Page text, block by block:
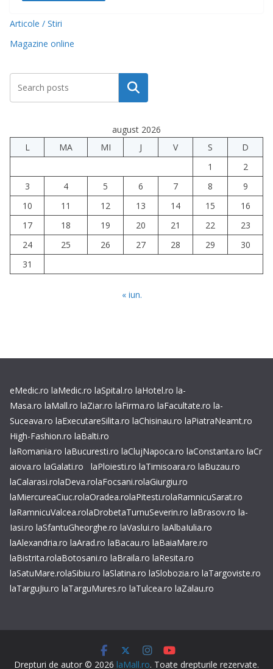
Articole / Stiri
Magazine online
Caută
august 2026
L
MA MI J V S
D
1
2
3
4 5 6 7 8
9
10
11 12 13 14 15
16
17
18 19 20 21 22
23
24
25 26 27 28 29
30
31
« iun.
eMedic.ro laMedic.ro laSpital.ro laHotel.ro la-
Masa.ro laMall.ro laZiar.ro laFirma.ro laFacultate.ro la-
Suceava.ro laExecutareSilita.ro laChisinau.ro laPiatraNeamt.ro
High-Fashion.ro laBalti.ro
laRomania.ro laBucuresti.ro laClujNapoca.ro laConstanta.ro laCr
aiova.ro laGalati.ro laPloiesti.ro laTimisoara.ro laBuzau.ro
laCalarasi.rolaDeva.rolaFocsani.rolaGiurgiu.ro
laMiercureaCiuc.rolaOradea.rolaPitesti.rolaRamnicuSarat.ro
laRamnicuValcea.rolaDrobetaTurnuSeverin.ro laBrasov.ro la-
Iasi.ro laSfantuGheorghe.ro laVaslui.ro laAlbaIulia.ro
laAlexandria.ro laArad.ro laBacau.ro laBaiaMare.ro
laBistrita.rolaBotosani.ro laBraila.ro laResita.ro
laSatuMare.rolaSibiu.ro laSlatina.ro laSlobozia.ro laTargoviste.ro
laTarguJiu.ro laTarguMures.ro laTulcea.ro laZalau.ro
Drepturi de autor © 2026 laMall.ro. Toate drepturile rezervate.